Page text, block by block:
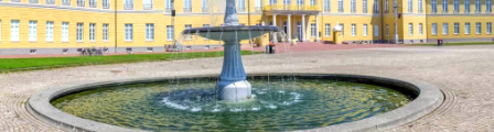
Städte